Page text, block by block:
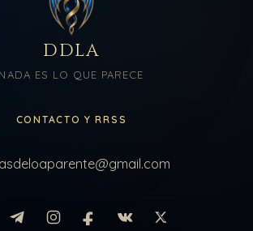
DDLA
NADA ES LO QUE PARECE
CONTACTO Y RRSS